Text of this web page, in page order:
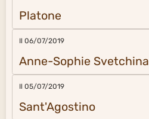
Platone
Il 06/07/2019
Anne-Sophie Svetchina
Il 05/07/2019
Sant'Agostino